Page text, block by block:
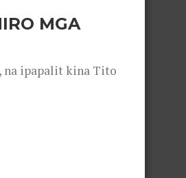
MGA
na ipapalit kina Tito